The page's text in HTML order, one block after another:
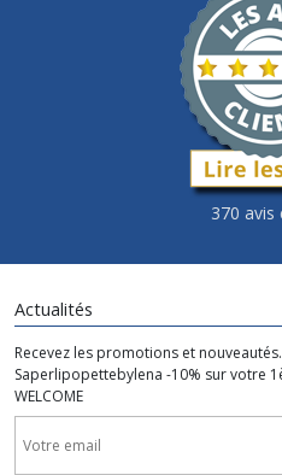
370 avis
Actualités
Recevez les promotions et
Saperlipopettebylena -10% sur votre
WELCOME